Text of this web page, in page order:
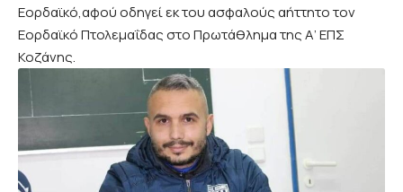
Εορδαϊκό,αφού οδηγεί εκ του ασφαλούς αήττητο τον
Εορδαϊκό Πτολεμαΐδας στο Πρωτάθλημα της Α’ ΕΠΣ
Κοζάνης.